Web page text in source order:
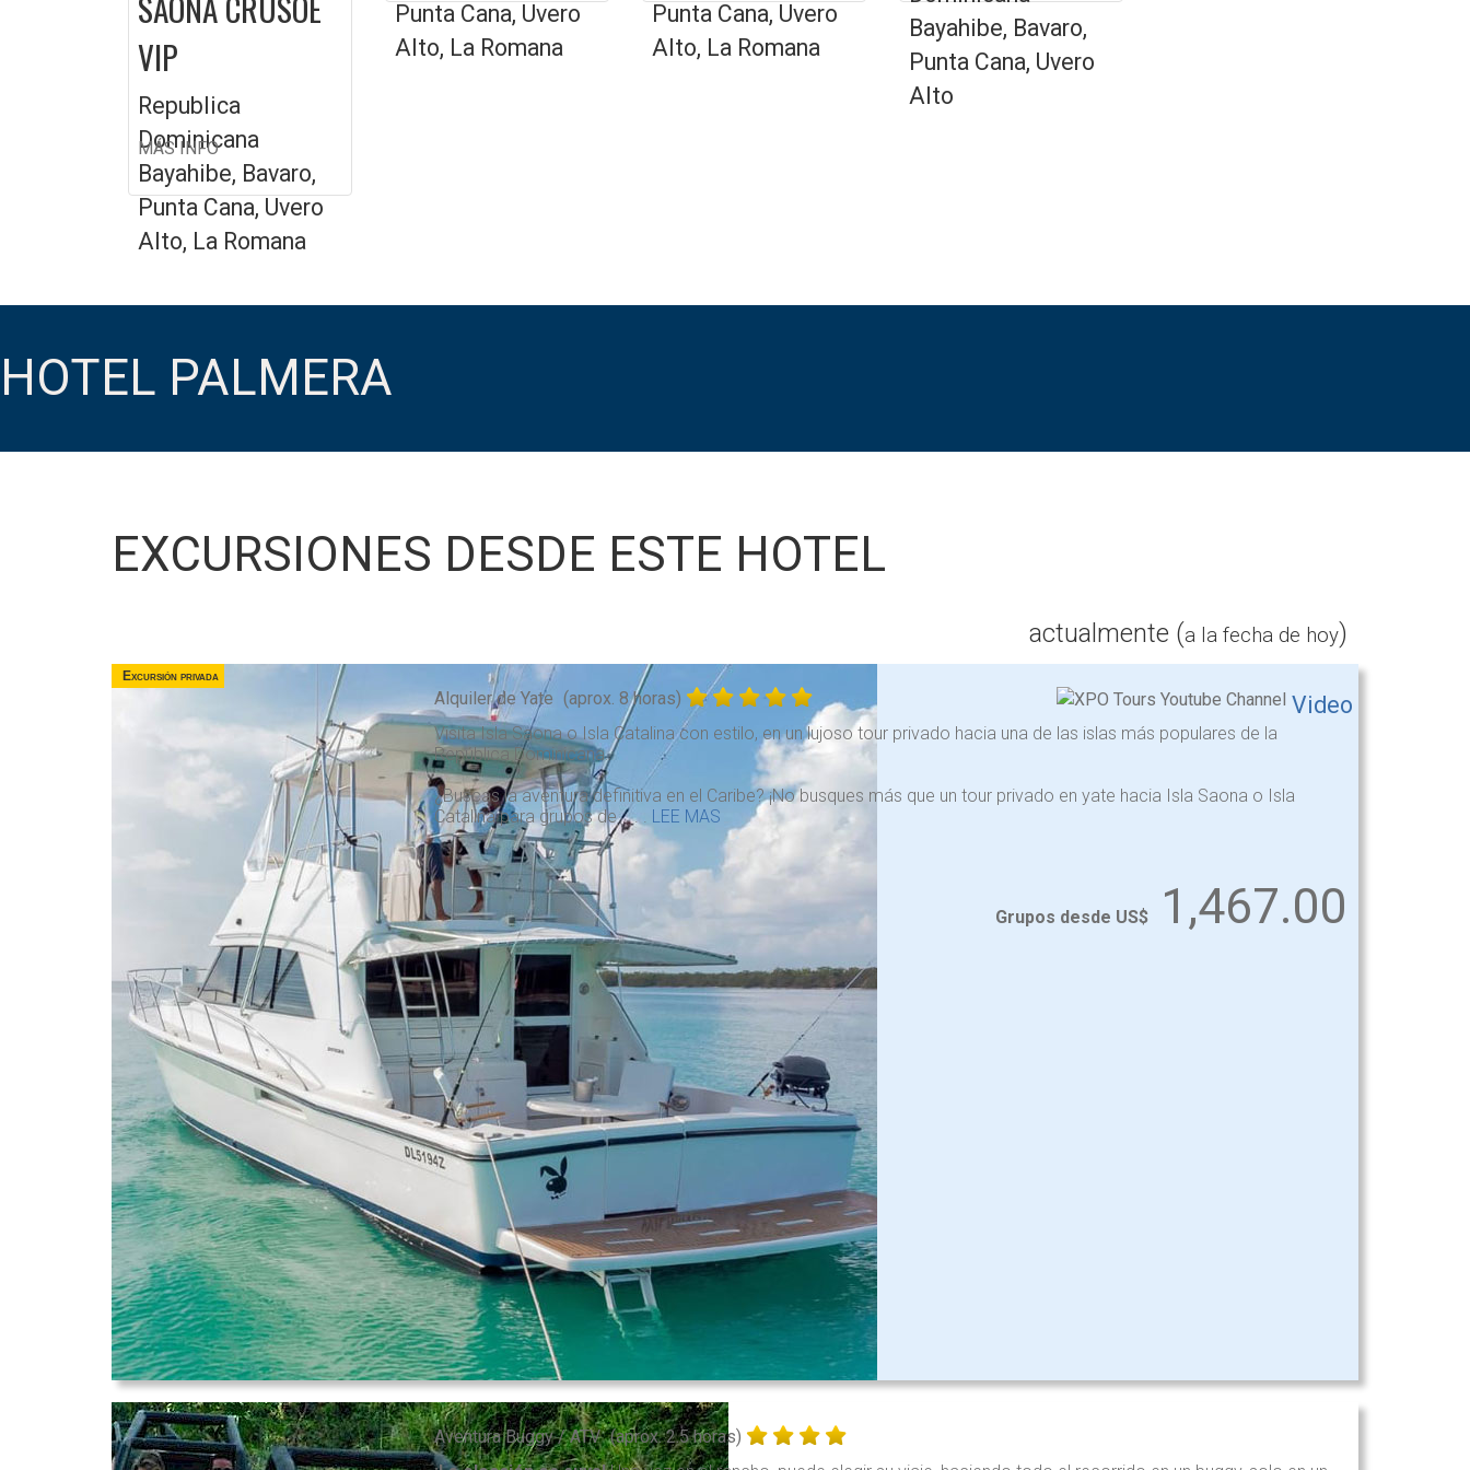
VIP
Republica
Dominicana
Bayahibe, Bavaro,
Punta Cana, Uvero
Alto, La Romana
MÁS INFO
Punta Cana, Uvero
Alto, La Romana
Punta Cana, Uvero
Alto, La Romana
Bayahibe, Bavaro,
Punta Cana, Uvero
Alto
HOTEL PALMERA
EXCURSIONES DESDE ESTE HOTEL
actualmente (a la fecha de hoy)
Excursión privada
Alquiler de Yate (aprox. 8 horas) Video
Visita Isla Saona o Isla Catalina con estilo, en un lujoso tour privado hacia una de las islas más populares de la
República Dominicana.
¿Buscas la aventura definitiva en el Caribe? ¡No busques más que un tour privado en yate hacia Isla Saona o Isla
Catalina para grupos de . . . LEE MAS
Grupos desde US$ 1,467.00
Aventura Buggy / ATV (aprox. 2.5 horas)